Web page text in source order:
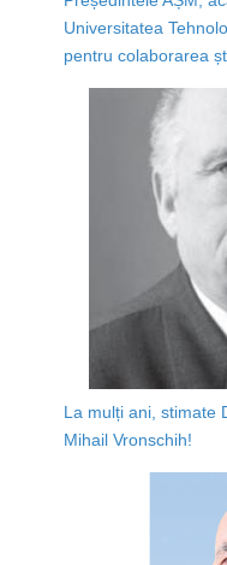
Universitatea
pentru colaborarea
La mulți ani, stimate
Mihail Vronschih!